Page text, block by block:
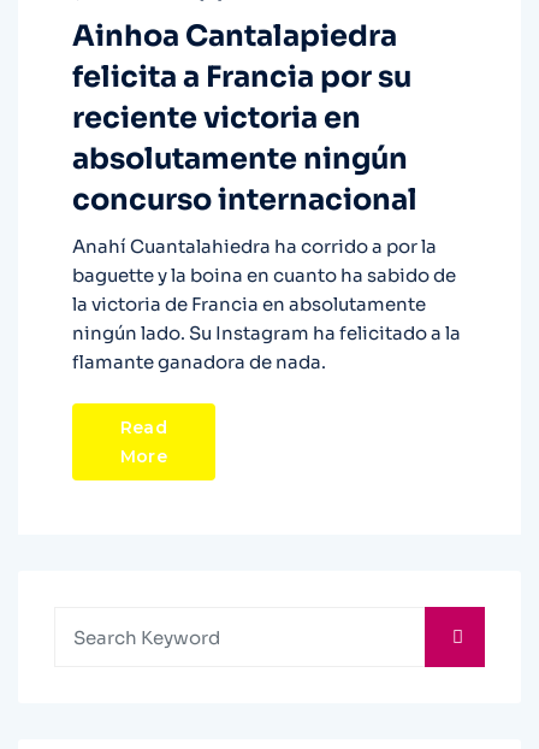
Ainhoa Cantalapiedra
felicita a Francia por su
reciente victoria en
absolutamente ningún
concurso internacional
Anahí Cuantalahiedra ha corrido a por la
baguette y la boina en cuanto ha sabido de
la victoria de Francia en absolutamente
ningún lado. Su Instagram ha felicitado a la
flamante ganadora de nada.
Read
More